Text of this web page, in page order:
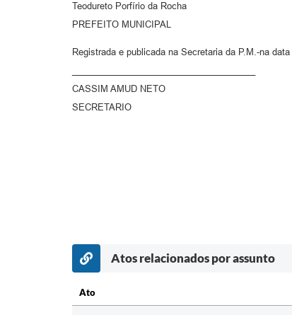
Teodureto Porfírio da Rocha
PREFEITO MUNICIPAL
Registrada e publicada na Secretaria da P.M.-na data
CASSIM AMUD NETO
SECRETARIO
Atos relacionados por assunto
Ato